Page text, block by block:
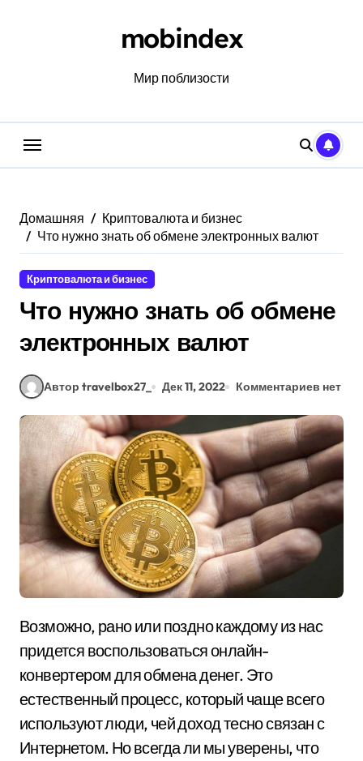
mobindex
Мир поблизости
Домашняя
Криптовалюта и бизнес
Что нужно знать об обмене электронных валют
Криптовалюта и бизнес
Что нужно знать об обмене
электронных валют
Автор travelbox27_ Дек 11, 2022 Комментариев нет
Возможно, рано или поздно каждому из нас
придется воспользоваться онлайн-
конвертером для обмена денег. Это
естественный процесс, который чаще всего
используют люди, чей доход тесно связан с
Интернетом. Но всегда ли мы уверены, что